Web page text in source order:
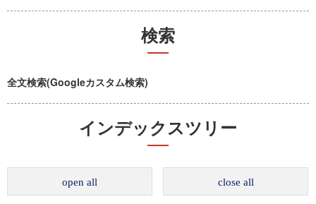
検索
全文検索(Googleカスタム検索)
インデックスツリー
open all close all